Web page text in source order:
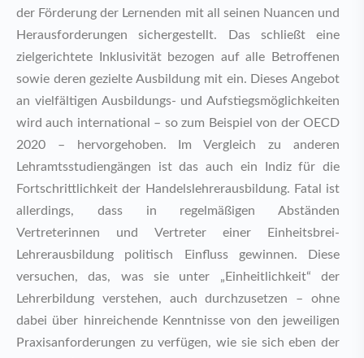
der Förderung der Lernenden mit all seinen Nuancen und
Herausforderungen sichergestellt. Das schließt eine
zielgerichtete Inklusivität bezogen auf alle Betroffenen
sowie deren gezielte Ausbildung mit ein. Dieses Angebot
an vielfältigen Ausbildungs- und Aufstiegsmöglichkeiten
wird auch international – so zum Beispiel von der OECD
2020 – hervorgehoben. Im Vergleich zu anderen
Lehramtsstudiengängen ist das auch ein Indiz für die
Fortschrittlichkeit der Handelslehrerausbildung. Fatal ist
allerdings, dass in regelmäßigen Abständen
Vertreterinnen und Vertreter einer Einheitsbrei-
Lehrerausbildung politisch Einfluss gewinnen. Diese
versuchen, das, was sie unter „Einheitlichkeit“ der
Lehrerbildung verstehen, auch durchzusetzen – ohne
dabei über hinreichende Kenntnisse von den jeweiligen
Praxisanforderungen zu verfügen, wie sie sich eben der